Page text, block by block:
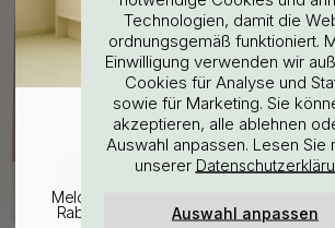
Technologien, damit die
ordnungsgemäß funktioniert.
Einwilligung verwenden wir
Cookies für Analyse und
sowie für Marketing. Sie
akzeptieren, alle ablehnen
Auswahl anpassen. Lesen Sie
unserer
Auswahl anpassen
WOULD YOU RATHER VISIT?
EU
CHANGE COUNTRY
25% Rabatt auf
günstigsten
Melde dich für unseren Newsletter an
Rabatt auf den günstigsten Artikel